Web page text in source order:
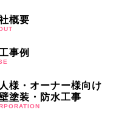
概要
事例
様・オーナー様向け
塗装・防水工事